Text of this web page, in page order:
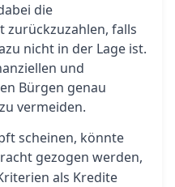
die
zurückzuzahlen, falls
nicht in der Lage ist.
und
Bürgen genau
vermeiden.
scheinen, könnte
gezogen werden,
als Kredite